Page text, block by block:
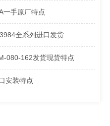
一手原厂特点
全系列进口发货
080-162发货现货特点
安装特点